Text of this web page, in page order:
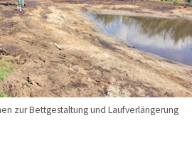
zur Bettgestaltung und Laufverlängerung